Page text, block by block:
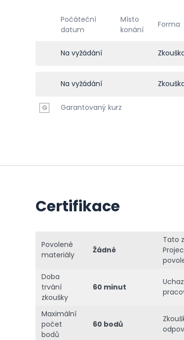
Počáteční
datum
Místo
konání
Forma
Na vyžádání
Na vyžádání
G Garantovaný kurz
Certifikace
Povolené
materiály
Žádné
Tato
Doba
trvání
zkoušky
60 minut
Maximální
počet
bodů
60 bodů